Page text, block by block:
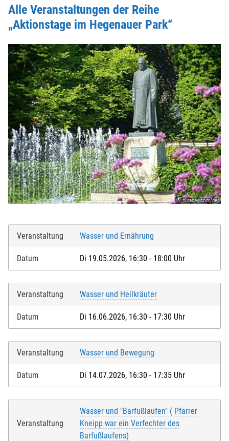
Alle Veranstaltungen der Reihe
„Aktionstage im Hegenauer Park“
© pixabay.com/de/
Veranstaltung Wasser und Ernährung
Datum Di 19.05.2026, 16:30 - 18:00 Uhr
Veranstaltung Wasser und Heilkräuter
Datum Di 16.06.2026, 16:30 - 17:30 Uhr
Veranstaltung Wasser und Bewegung
Datum Di 14.07.2026, 16:30 - 17:35 Uhr
Veranstaltung
Wasser und "Barfußlaufen" ( Pfarrer
Kneipp war ein Verfechter des
Barfußlaufens)